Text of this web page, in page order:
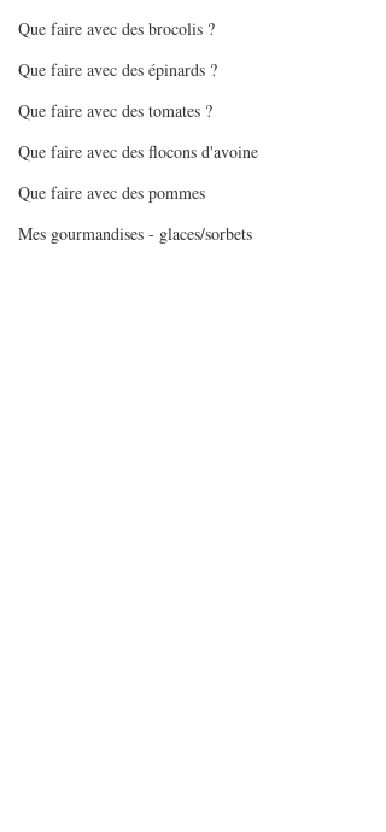
Que faire avec des brocolis ?
Que faire avec des épinards ?
Que faire avec des tomates ?
Que faire avec des flocons d'avoine
Que faire avec des pommes
Mes gourmandises - glaces/sorbets